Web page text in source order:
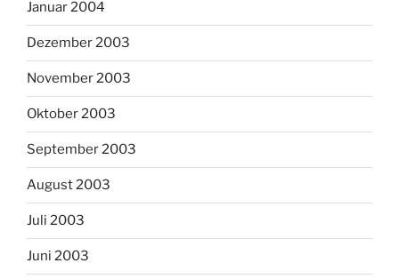
Januar 2004
Dezember 2003
November 2003
Oktober 2003
September 2003
August 2003
Juli 2003
Juni 2003